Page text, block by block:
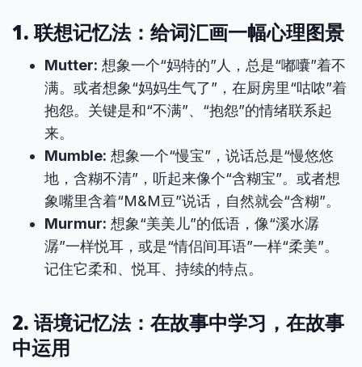
1. 联想记忆法：给词汇画一幅心理图景
Mutter: 想象一个“妈特的”人，总是“嘟囔”着不
满。或者想象“妈妈生气了”，在厨房里“咕哝”着
抱怨。关键是和“不满”、“抱怨”的情绪联系起
来。
Mumble: 想象一个“慢宝”，说话总是“慢悠悠
地，含糊不清”，听起来像个“含糊宝”。或者想
象嘴里含着“M&M豆”说话，自然就会“含糊”。
Murmur: 想象“美美儿”的低语，像“溪水潺
潺”一样悦耳，或是“情侣间耳语”一样“柔美”。
记住它柔和、悦耳、持续的特点。
2. 语境记忆法：在故事中学习，在故事
中运用